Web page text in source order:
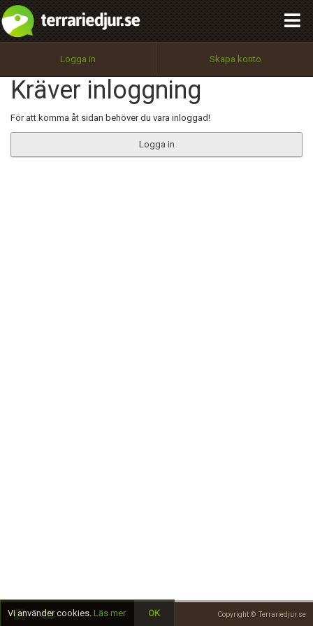
Logga in Skapa konto
Kräver inloggning
För att komma åt sidan behöver du vara inloggad!
Logga in
Copyright © Terrariedjur.se
Utför
100%
OK
integritetspolicy
Namn:
Epost:
Begär nytt lösenord
Tillbaka till förstasidan
Vi använder cookies. Läs mer OK